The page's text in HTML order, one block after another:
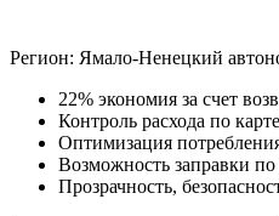
Регион: Ямало-Ненецкий
22% экономия за счет
Контроль расхода по
Оптимизация
Возможность заправки
Прозрачность,